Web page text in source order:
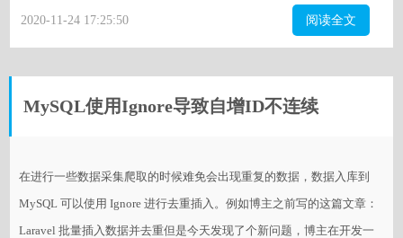
2020-11-24 17:25:50 阅读全文
MySQL使用Ignore导致自增ID不连续
在进行一些数据采集爬取的时候难免会出现重复的数据，数据入库到
MySQL 可以使用 Ignore 进行去重插入。例如博主之前写的这篇文章：
Laravel 批量插入数据并去重但是今天发现了个新问题，博主在开发一